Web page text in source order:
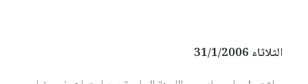
الثلاثاء 31/1/2006